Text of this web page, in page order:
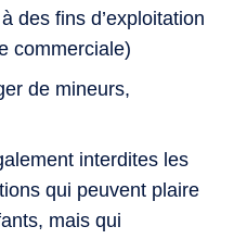
des fins d’exploitation
commerciale)
de mineurs,
interdites les
qui peuvent plaire
mais qui